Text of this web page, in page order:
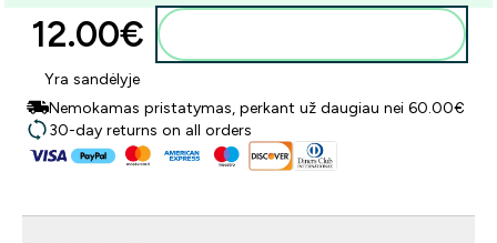
12.00€‎
Yra sandėlyje
Nemokamas pristatymas, perkant už daugiau nei 60.00€
30-day returns on all orders